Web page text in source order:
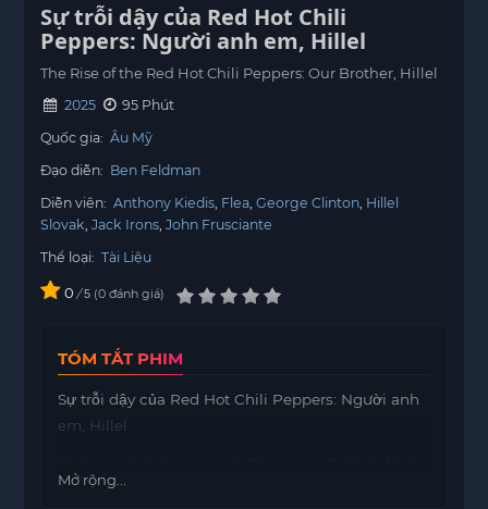
Sự trỗi dậy của Red Hot Chili
Peppers: Người anh em, Hillel
The Rise of the Red Hot Chili Peppers: Our Brother, Hillel
2025
95 Phút
Quốc gia: Âu Mỹ
Đạo diễn: Ben Feldman
Diễn viên: Anthony Kiedis Flea George Clinton Hillel
Slovak Jack Irons John Frusciante
Thể loại: Tài Liệu
0 / 5 0 đánh giá
TÓM TẮT PHIM
Sự trỗi dậy của Red Hot Chili Peppers: Người anh
em, Hillel
dài để trở thành một trong những ban nhạc nổi
Mở rộng...